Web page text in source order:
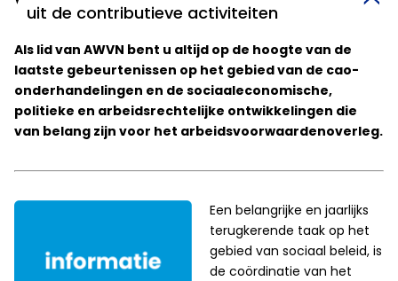
uit de contributieve activiteiten
Als lid van AWVN bent u altijd op de hoogte van de
laatste gebeurtenissen op het gebied van de cao-
onderhandelingen en de sociaaleconomische,
politieke en arbeidsrechtelijke ontwikkelingen die
van belang zijn voor het arbeidsvoorwaardenoverleg.
Een belangrijke en jaarlijks
terugkerende taak op het
gebied van sociaal beleid, is
de coördinatie van het